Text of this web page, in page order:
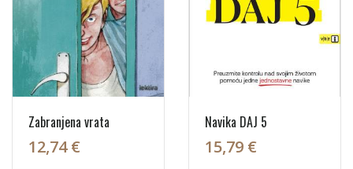
Zabranjena vrata
12,74 €
Navika DAJ 5
15,79 €